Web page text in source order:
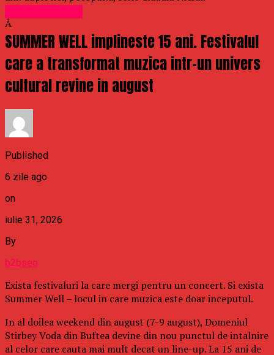
Â
SUMMER WELL implineste 15 ani. Festivalul
care a transformat muzica intr-un univers
cultural revine in august
Published
6 zile ago
on
iulie 31, 2026
By
b2bseo
Exista festivaluri la care mergi pentru un concert. Si exista
Summer Well – locul in care muzica este doar inceputul.
In al doilea weekend din august (7-9 august), Domeniul
Stirbey Voda din Buftea devine din nou punctul de intalnire
al celor care cauta mai mult decat un line-up. La 15 ani de